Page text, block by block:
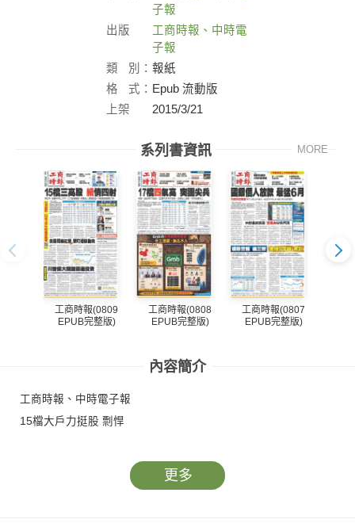
子報
出版
工商時報、中時電
子報
類
別： 報紙
格
式： Epub 流動版
上架
2015/3/21
系列書資訊 MORE
工商時報(0809
EPUB完整版)
工商時報(0808
EPUB完整版)
工商時報(0807
EPUB完整版)
內容簡介
工商時報、中時電子報
15檔大戶力挺股 剽悍
更多